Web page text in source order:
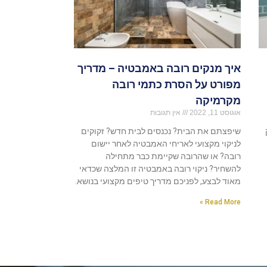
איך מנקים רובה באמבטיה – מדריך
מפורט על הסרת כתמי רובה
מקרמיקה
אוגוסט 11, 2022 אין תגובות
שיפצתם את הבית? נכנסים לבית חדש? זקוקים
לניקוי מקצועי לאריחי האמבטיה לאחר יישום
רובה? או שהרובה שקיימת כבר מתחילה
להשחיר? ניקוי רובה באמבטיה זו המלצה שכדאי
מאוד לבצע, לפניכם מדריך טיפים מקצועי בנושא.
Read More »